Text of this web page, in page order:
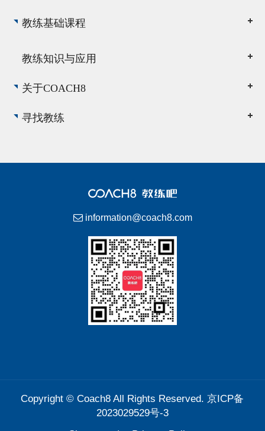
教练基础课程
教练知识与应用
关于COACH8
寻找教练
information@coach8.com
Copyright ©Coach8All Rights Reserved.京ICP备
2023029529号-3